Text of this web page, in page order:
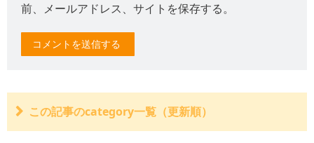
前、メールアドレス、サイトを保存する。
この記事のcategory一覧（更新順）